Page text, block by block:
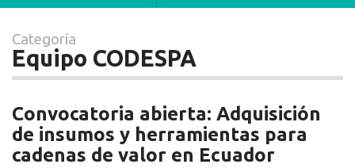
Categoría
Equipo CODESPA
Convocatoria abierta: Adquisición
de insumos y herramientas para
cadenas de valor en Ecuador